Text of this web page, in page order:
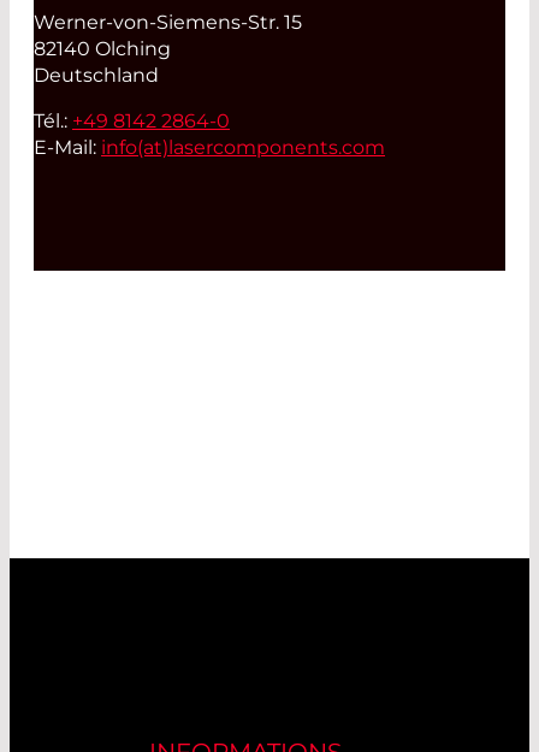
Werner-von-Siemens-Str. 15
82140 Olching
Deutschland
Tél.: +49 8142 2864-0
E-Mail: info(at) lasercomponents.com